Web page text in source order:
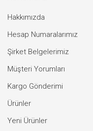
Hakkımızda
Hesap Numaralarımız
Şirket Belgelerimiz
Müşteri Yorumları
Kargo Gönderimi
Ürünler
Yeni Ürünler